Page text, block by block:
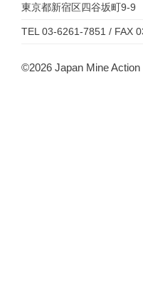
東京都新宿区四谷坂町9-
TEL 03-6261-7851 / FAX
©2026 Japan Mine